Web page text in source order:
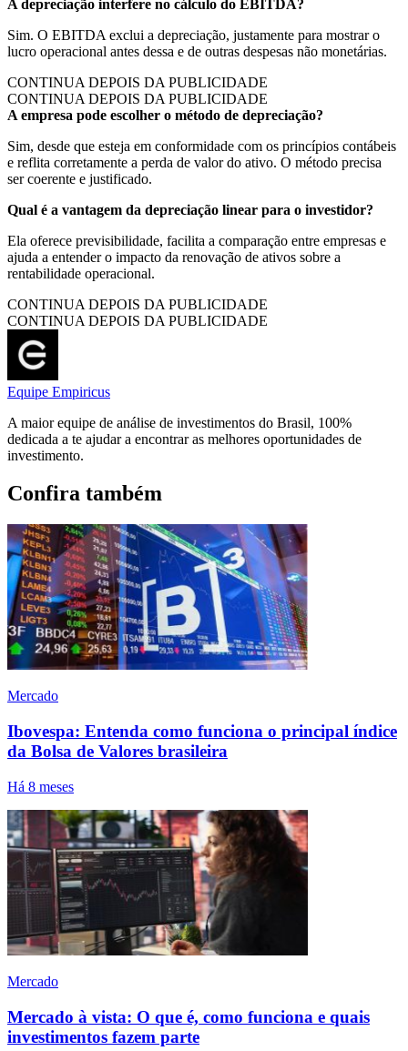
A depreciação interfere no cálculo do EBITDA?
Sim. O EBITDA exclui a depreciação, justamente para mostrar o
lucro operacional antes dessa e de outras despesas não monetárias.
CONTINUA DEPOIS DA PUBLICIDADE
CONTINUA DEPOIS DA PUBLICIDADE
A empresa pode escolher o método de depreciação?
Sim, desde que esteja em conformidade com os princípios contábeis
e reflita corretamente a perda de valor do ativo. O método precisa
ser coerente e justificado.
Qual é a vantagem da depreciação linear para o investidor?
Ela oferece previsibilidade, facilita a comparação entre empresas e
ajuda a entender o impacto da renovação de ativos sobre a
rentabilidade operacional.
CONTINUA DEPOIS DA PUBLICIDADE
CONTINUA DEPOIS DA PUBLICIDADE
Equipe Empiricus
A maior equipe de análise de investimentos do Brasil, 100%
dedicada a te ajudar a encontrar as melhores oportunidades de
investimento.
Confira também
Mercado
Ibovespa: Entenda como funciona o principal índice
da Bolsa de Valores brasileira
Há 8 meses
Mercado
Mercado à vista: O que é, como funciona e quais
investimentos fazem parte